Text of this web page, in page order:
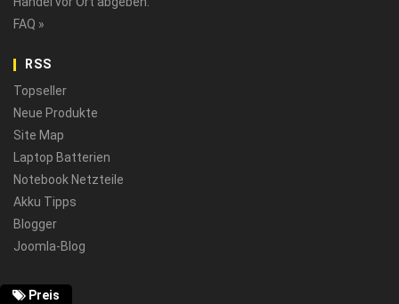
FAQ »
RSS
Topseller
Neue Produkte
Site Map
Laptop Batterien
Notebook Netzteile
Akku Tipps
Blogger
Joomla-Blog
Preis